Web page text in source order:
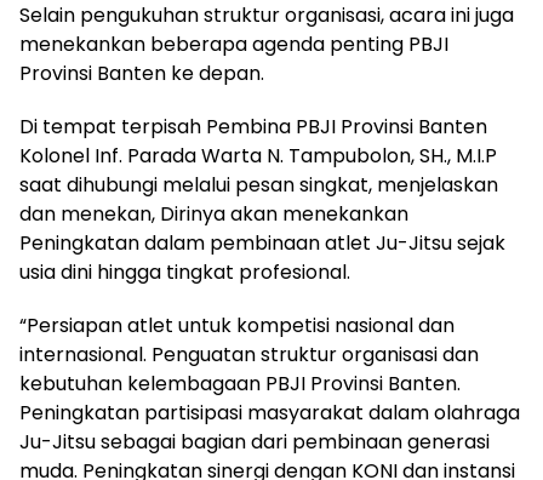
Selain pengukuhan struktur organisasi, acara ini juga
menekankan beberapa agenda penting PBJI
Provinsi Banten ke depan.
Di tempat terpisah Pembina PBJI Provinsi Banten
Kolonel Inf. Parada Warta N. Tampubolon, SH., M.I.P
saat dihubungi melalui pesan singkat, menjelaskan
dan menekan, Dirinya akan menekankan
Peningkatan dalam pembinaan atlet Ju-Jitsu sejak
usia dini hingga tingkat profesional.
“Persiapan atlet untuk kompetisi nasional dan
internasional. Penguatan struktur organisasi dan
kebutuhan kelembagaan PBJI Provinsi Banten.
Peningkatan partisipasi masyarakat dalam olahraga
Ju-Jitsu sebagai bagian dari pembinaan generasi
muda. Peningkatan sinergi dengan KONI dan instansi